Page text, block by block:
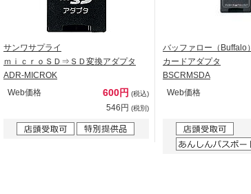
サンワサプライ
ｍｉｃｒｏＳＤ⇒ＳＤ変換アダプタ
ADR-MICROK
Web価格
600円 (税込)
546円 (税別)
バッファロー（Buffalo）
カードアダプタ
BSCRMSDA
Web価格